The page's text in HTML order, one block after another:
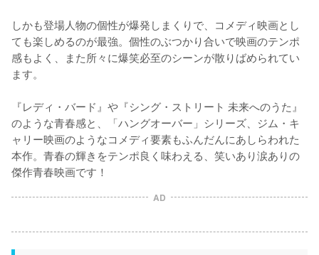
しかも登場人物の個性が爆発しまくりで、コメディ映画とし
ても楽しめるのが最強。個性のぶつかり合いで映画のテンポ
感もよく、また所々に爆笑必至のシーンが散りばめられてい
ます。
『レディ・バード』や『シング・ストリート 未来へのうた』
のような青春感と、「ハングオーバー」シリーズ、ジム・キ
ャリー映画のようなコメディ要素もふんだんにあしらわれた
本作。青春の輝きをテンポ良く味わえる、笑いあり涙ありの
傑作青春映画です！
AD